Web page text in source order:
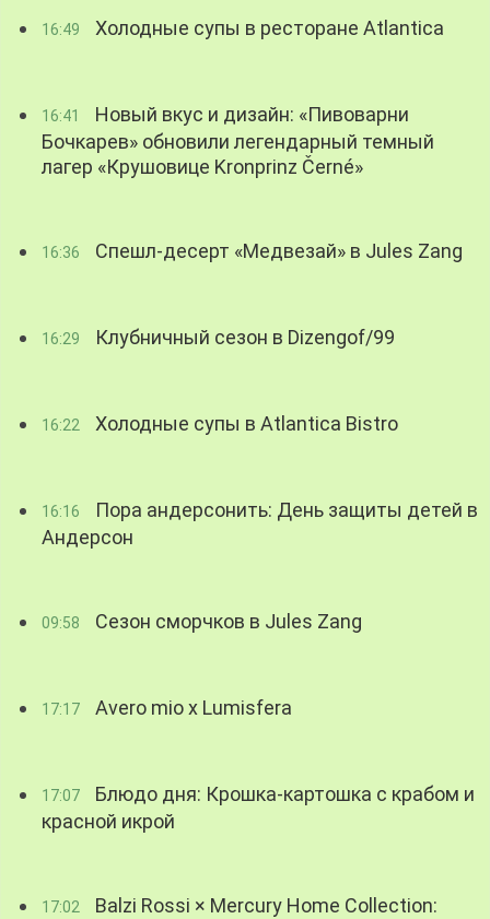
16:49 Холодные супы в ресторане Atlantica
16:41
Новый вкус и дизайн: «Пивоварни
Бочкарев» обновили легендарный темный
лагер «Крушовице Kronprinz Černé»
16:36 Спешл-десерт «Медвезай» в Jules Zang
16:29 Клубничный сезон в Dizengof/99
16:22 Холодные супы в Atlantica Bistro
16:16
Пора андерсонить: День защиты детей в
Андерсон
09:58 Сезон сморчков в Jules Zang
17:17 Avero mio x Lumisfera
17:07
Блюдо дня: Крошка-картошка с крабом и
красной икрой
17:02
Balzi Rossi × Mercury Home Collection: